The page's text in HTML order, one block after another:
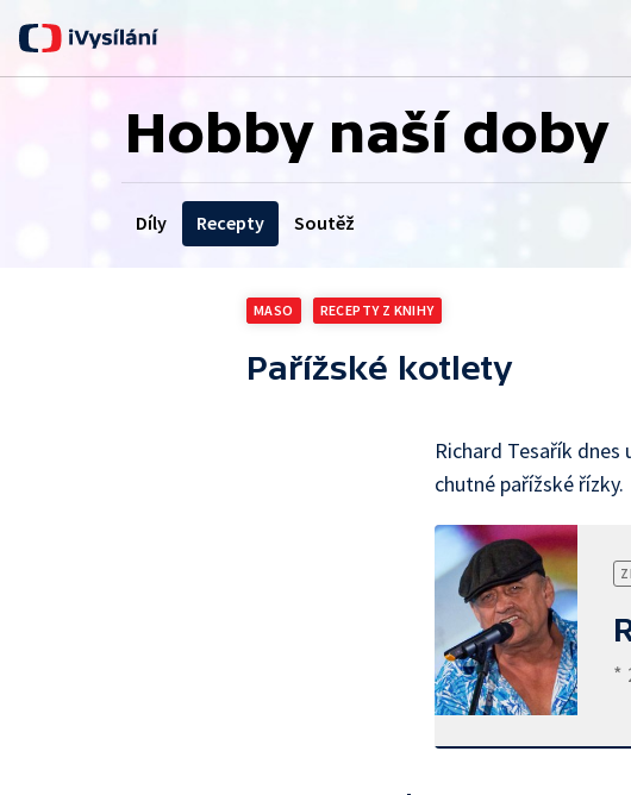
Hobby naší doby
Díly Recepty Soutěž
MASO RECEPTY Z KNIHY
Pařížské kotlety
Richard Tesařík
chutné pařížské řízky.
*